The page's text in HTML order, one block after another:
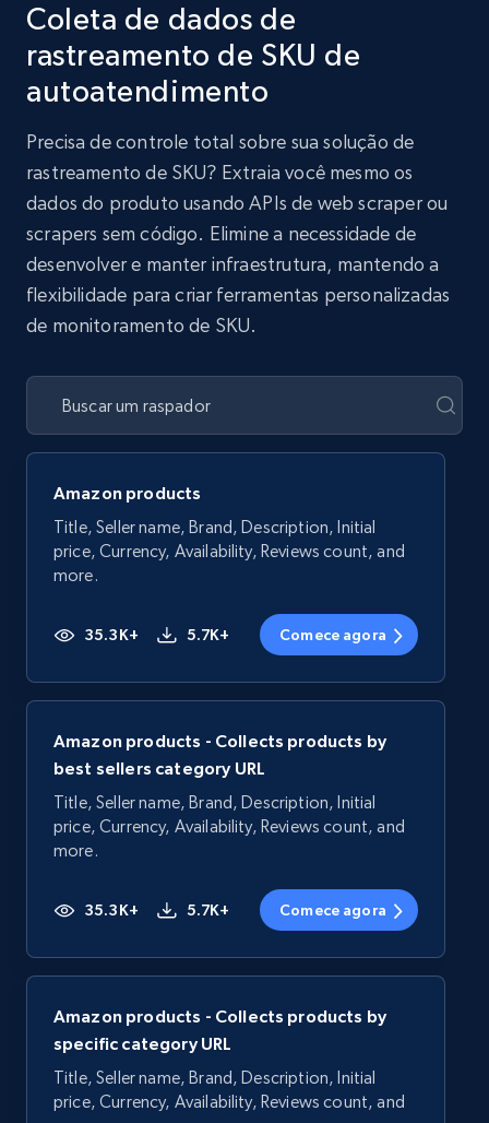
Coleta de dados de
rastreamento de SKU de
autoatendimento
Precisa de controle total sobre sua solução de
rastreamento de SKU? Extraia você mesmo os
dados do produto usando APIs de web scraper ou
scrapers sem código. Elimine a necessidade de
desenvolver e manter infraestrutura, mantendo a
flexibilidade para criar ferramentas personalizadas
de monitoramento de SKU.
Amazon products
Title, Seller name, Brand, Description, Initial
price, Currency, Availability, Reviews count, and
more.
35.3K+ 5.7K+ Comece agora
Amazon products - Collects products by
best sellers category URL
Title, Seller name, Brand, Description, Initial
price, Currency, Availability, Reviews count, and
more.
35.3K+ 5.7K+ Comece agora
Amazon products - Collects products by
specific category URL
Title, Seller name, Brand, Description, Initial
price, Currency, Availability, Reviews count, and